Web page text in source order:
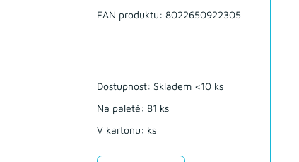
EAN produktu: 8022650922305
Dostupnost: Skladem <10 ks
Na paletě: 81 ks
V kartonu: ks